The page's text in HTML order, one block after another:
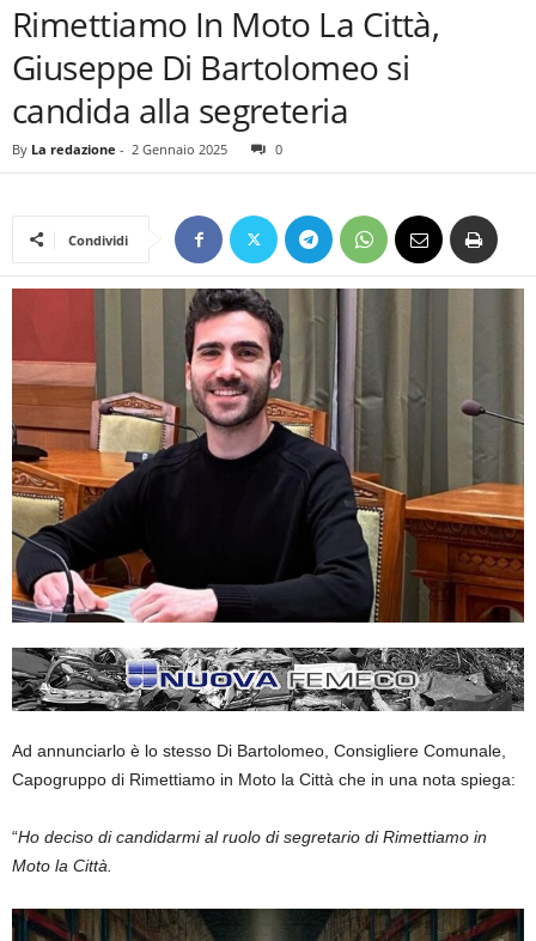
Rimettiamo In Moto La Città,
Giuseppe Di Bartolomeo si
candida alla segreteria
By La redazione - 2 Gennaio 2025 0
Condividi
Ad annunciarlo è lo stesso Di Bartolomeo, Consigliere Comunale,
Capogruppo di Rimettiamo in Moto la Città che in una nota spiega:
“Ho deciso di candidarmi al ruolo di segretario di Rimettiamo in
Moto la Città.